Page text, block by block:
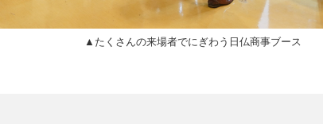
▲たくさんの来場者でにぎわう日仏商事ブース